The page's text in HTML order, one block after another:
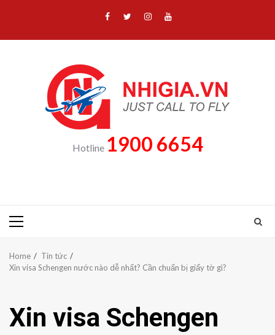
Facebook
TwitterInstagram
Youtube
Hotline 1900 6654
Primary
Home
Tin tức
Xin visa Schengen nước nào dễ nhất? Cần chuẩn bị giấy tờ gì?
Xin visa Schengen